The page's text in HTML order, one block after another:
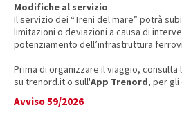
Modifiche al servizio
Il servizio dei “Treni del mare” potrà
limitazioni o deviazioni a causa di
potenziamento dell’infrastruttura
Prima di organizzare il viaggio, consulta
su trenord.it o sull'App Trenord, per
Avviso 59/2026